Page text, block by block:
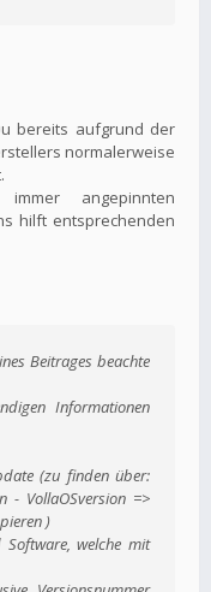
bereits aufgrund der
normalerweise
angepinnten
hilft entsprechenden
Beitrages beachte
Informationen
(zu finden über:
- VollaOSversion =>
)
welche mit